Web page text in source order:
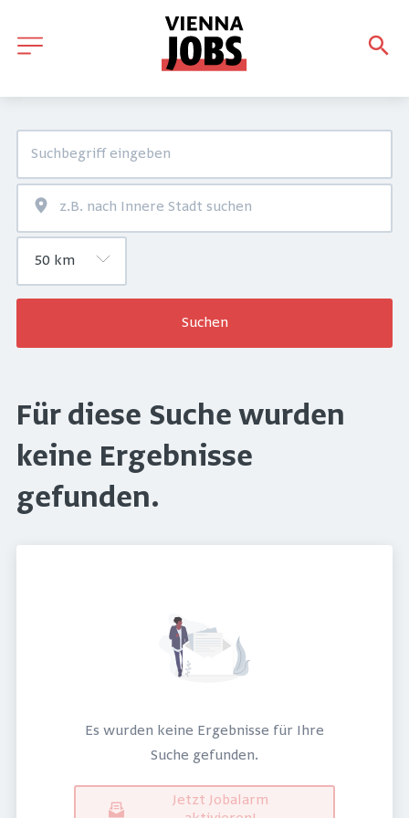
Suchen
Für diese Suche wurden
keine Ergebnisse
gefunden.
Es wurden keine Ergebnisse für Ihre
Suche gefunden.
Jetzt Jobalarm